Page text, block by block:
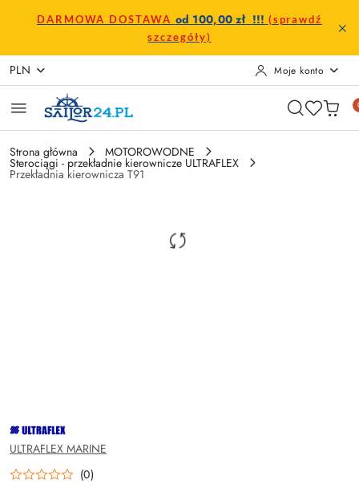
Przejdź do treści głównej
Przejdź do wyszukiwarki
Przejdź do moje konto
Przejdź do menu głównego
Przejdź do opisu produktu
Przejdź do stopki
DARMOWA DOSTAWA od 100,00 zł !!! (sprawdź
szczegóły)
PLN Moje konto
Strona główna MOTOROWODNE
Sterociągi - przekładnie kierownicze ULTRAFLEX
Przekładnia kierownicza T91
NAZWA
PRODUCENTA:
ULTRAFLEX
ULTRAFLEX MARINE
(0)